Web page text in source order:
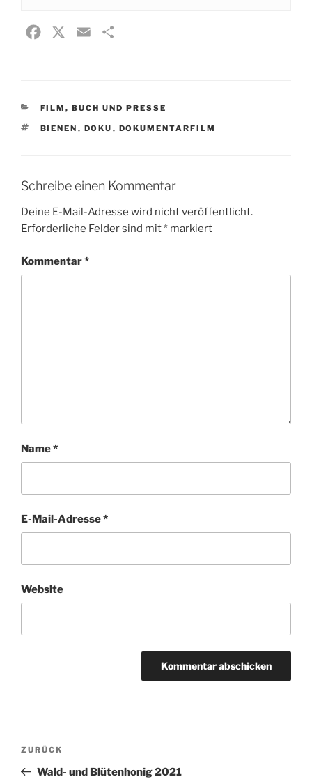
b
o
l
e
n
KATEGORIEN
FILM, BUCH UND PRESSE
SCHLAGWÖRTER
BIENEN , DOKU , DOKUMENTARFILM
Schreibe einen Kommentar
Deine E-Mail-Adresse wird nicht veröffentlicht.
Erforderliche Felder sind mit* markiert
Kommentar*
Name*
E-Mail-Adresse*
Website
e
r
Beitragsnavigation
Vorheriger
Beitrag
ZURÜCK
Wald- und Blütenhonig 2021